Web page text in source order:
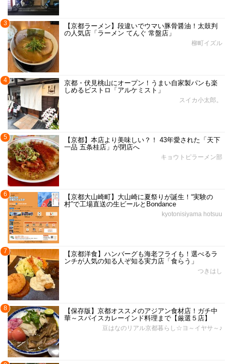
3
【京都ラーメン】段違いでウマい豚骨醤油！太鼓判
の人気店「ラーメン てんぐ 常盤店」
柳町イズル
4
京都・伏見桃山にオープン！うまい自家製パンも楽
しめるビストロ「アルケミスト」
スイカ小太郎。
5
【京都】本店より美味しい？！ 43年愛された「天下
一品 五条桂店」が閉店へ
キョウトピラーメン部
6
【京都大山崎町】大山崎に夏祭りが誕生！“実験の
村”で工場直送の生ビールとBondance
kyotonisiyama hotsuu
7
【京都洋食】ハンバーグも海老フライも！選べるラ
ンチが人気の知る人ぞ知る実力店「食らう」
つきはし
8
【保存版】京都オススメのアジアン食材店！ガチ中
華～スパイスカレーインド料理まで【厳選５店】
豆はなのリアル京都暮らし☆ヨ～イヤサ～♪